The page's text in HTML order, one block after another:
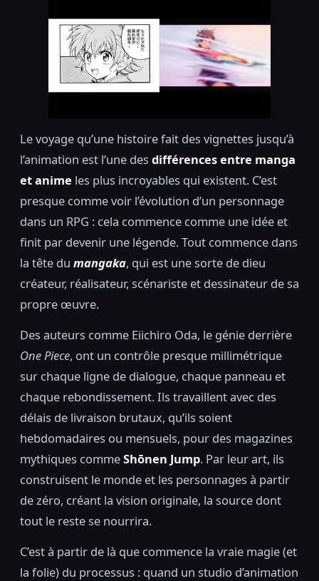
Le voyage qu’une histoire fait des vignettes jusqu’à
l’animation est l’une des différences entre manga
et anime les plus incroyables qui existent. C’est
presque comme voir l’évolution d’un personnage
dans un RPG : cela commence comme une idée et
finit par devenir une légende. Tout commence dans
la tête du mangaka, qui est une sorte de dieu
créateur, réalisateur, scénariste et dessinateur de sa
propre œuvre.
Des auteurs comme Eiichiro Oda, le génie derrière
One Piece, ont un contrôle presque millimétrique
sur chaque ligne de dialogue, chaque panneau et
chaque rebondissement. Ils travaillent avec des
délais de livraison brutaux, qu’ils soient
hebdomadaires ou mensuels, pour des magazines
mythiques commeShōnen Jump. Par leur art, ils
construisent le monde et les personnages à partir
de zéro, créant la vision originale, la source dont
tout le reste se nourrira.
C’est à partir de là que commence la vraie magie (et
la folie) du processus : quand un studio d’animation